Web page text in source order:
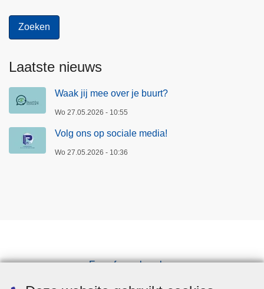
Laatste nieuws
Waak jij mee over je buurt?
Wo 27.05.2026 - 10:55
Volg ons op sociale media!
Wo 27.05.2026 - 10:36
Een afspraak maken